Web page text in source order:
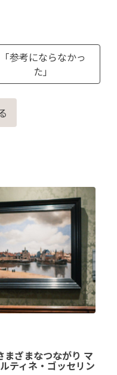
「参考にならなかっ
た」
ざまなつながり マ
ティネ・ゴッセリン